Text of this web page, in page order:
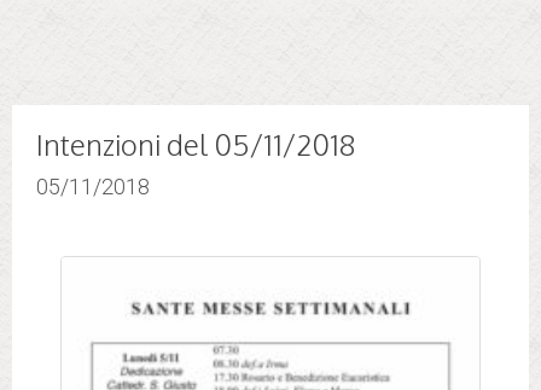
Intenzioni del 05/11/2018
05/11/2018